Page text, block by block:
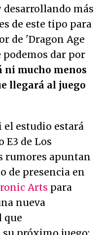
más
de este tipo para
de 'Dragon Age
dar por
ni mucho menos
llegará al juego
el estudio estará
E3 de Los
rumores apuntan
de presencia en
Arts para
nueva
que